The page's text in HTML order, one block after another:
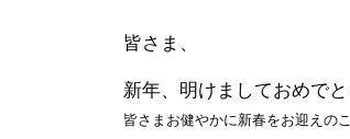
皆さま、
新年、明けましておめでと
皆さまお健やかに新春をお迎えの